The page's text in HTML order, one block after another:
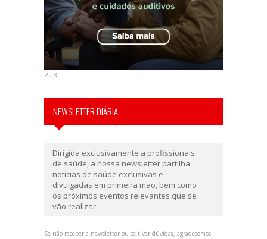
PUB
NEWSLETTER DIÁRIA
Dirigida exclusivamente a profissionais
de saúde, a nossa newsletter partilha
notícias de saúde exclusivas e
divulgadas em primeira mão, bem como
os próximos eventos relevantes que se
vão realizar.
Se não receber a newsletter ou se tiver dúvidas, agradecemos